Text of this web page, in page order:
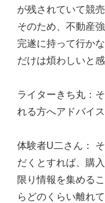
が残されていて競
そのため、不動産
完遂に持って行か
だけは煩わしいと
ライターきち丸：
れる方へアドバイ
体験者U二さん：
だくとすれば、購
限り情報を集める
らどのくらい離れ